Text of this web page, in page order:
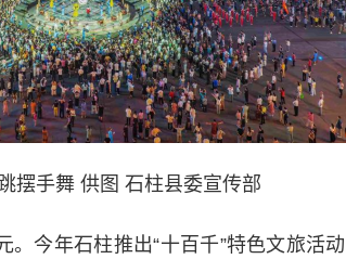
摆手舞 供图 石柱县委宣传部
今年石柱推出“十百千”特色文旅活